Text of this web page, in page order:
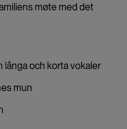
møte med det
långa och korta vokaler
mun